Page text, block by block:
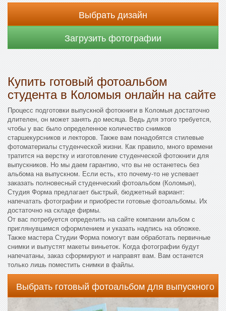
Выбрать дизайн
Загрузить фотографии
Купить готовый фотоальбом
студента в Коломыя онлайн на сайте
Процесс подготовки выпускной фотокниги в Коломыя достаточно
длителен, он может занять до месяца. Ведь для этого требуется,
чтобы у вас было определенное количество снимков
старшекурсников и лекторов. Также вам понадобятся стилевые
фотоматериалы студенческой жизни. Как правило, много времени
тратится на верстку и изготовление студенческой фотокниги для
выпускников. Но мы даем гарантию, что вы не останетесь без
альбома на выпускном. Если есть, кто почему-то не успевает
заказать полновесный студенческий фотоальбом (Коломыя),
Студия Форма предлагает быстрый, бюджетный вариант:
напечатать фотографии и приобрести готовые фотоальбомы. Их
достаточно на складе фирмы.
От вас потребуется определить на сайте компании альбом с
приглянувшимся оформлением и указать надпись на обложке.
Также мастера Студии Форма помогут вам обработать первичные
снимки и выпустят макеты виньеток. Когда фотографии будут
напечатаны, заказ сформируют и направят вам. Вам останется
только лишь поместить снимки в файлы.
Выбрать готовый фотоальбом для выпускного